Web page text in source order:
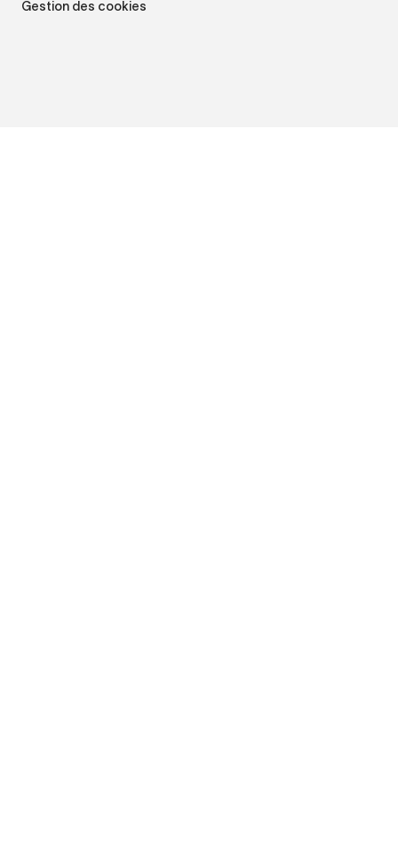
Gestion des cookies